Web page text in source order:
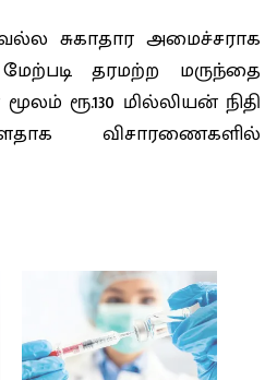
சுகாதார அமைச்சராக
தரமற்ற மருந்தை
ரூ.130 மில்லியன் நிதி
விசாரணைகளில்